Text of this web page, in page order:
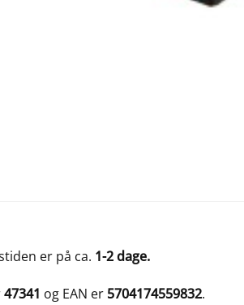
er på ca. 1-2 dage.
47341 og EAN er 5704174559832.